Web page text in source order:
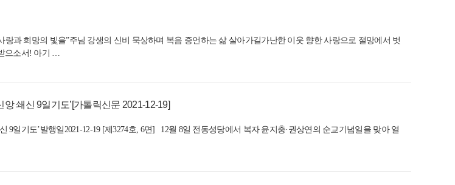
과 희망의 빛을”주님 강생의 신비 묵상하며 복음 증언하는 삶 살아가길가난한 이웃 향한 사랑으로 절망에서 벗
으소서! 아기 …
쇄신 9일기도’[가톨릭신문 2021-12-19]
9일기도’발행일2021-12-19 [제3274호, 6면] 12월 8일 전동성당에서 복자 윤지충·권상연의 순교기념일을 맞아 열